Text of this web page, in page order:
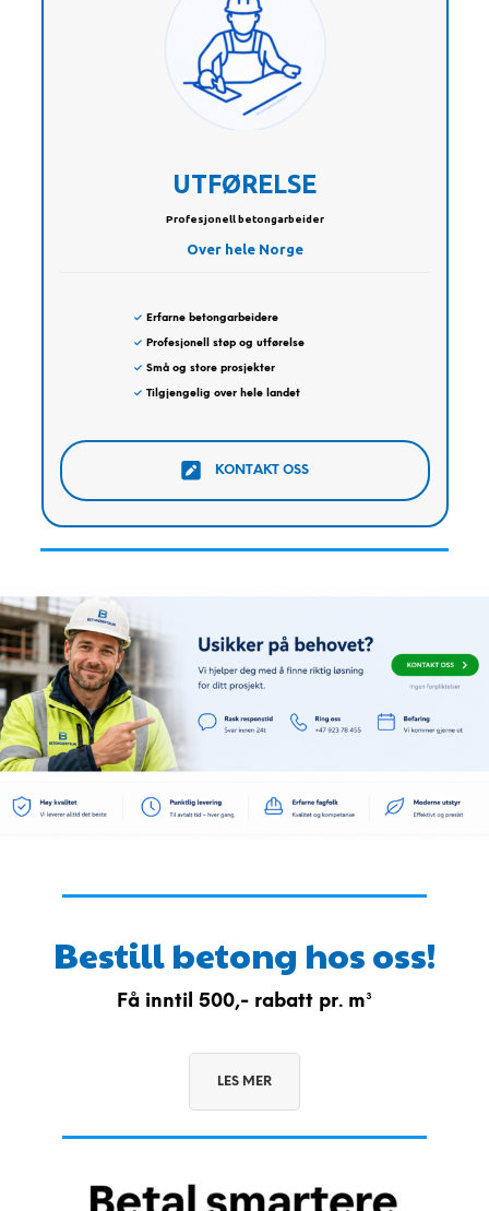
UTFØRELSE
Profesjonell betongarbeider
Over hele Norge
✓ Erfarne betongarbeidere
✓ Profesjonell støp og utførelse
✓ Små og store prosjekter
✓ Tilgjengelig over hele landet
KONTAKT OSS
Bestill betong hos oss!
Få inntil 500,- rabatt pr. m³
LES MER